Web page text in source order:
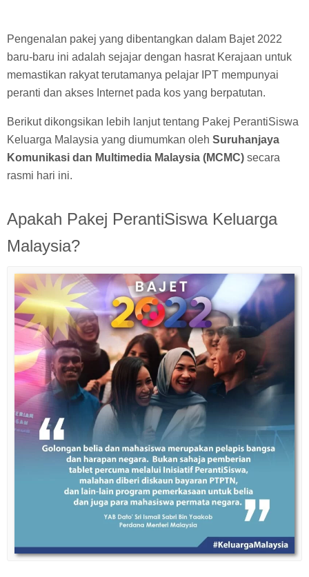
Pengenalan pakej yang dibentangkan dalam Bajet 2022
baru-baru ini adalah sejajar dengan hasrat Kerajaan untuk
memastikan rakyat terutamanya pelajar IPT mempunyai
peranti dan akses Internet pada kos yang berpatutan.
Berikut dikongsikan lebih lanjut tentang Pakej PerantiSiswa
Keluarga Malaysia yang diumumkan oleh Suruhanjaya
Komunikasi dan Multimedia Malaysia (MCMC) secara
rasmi hari ini.
Apakah Pakej PerantiSiswa Keluarga
Malaysia?